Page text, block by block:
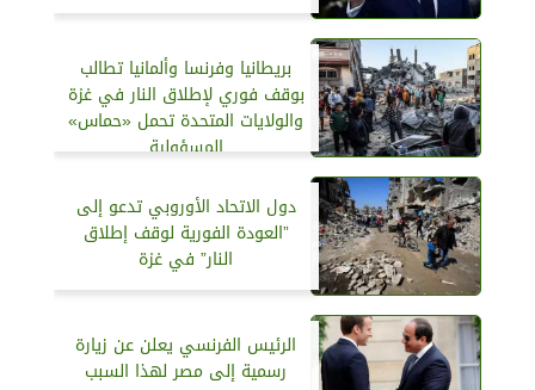
بريطانيا وفرنسا وألمانيا تطالب
بوقف فوري لإطلاق النار في غزة
والولايات المتحدة تحمل «حماس»
المسؤولية
دول الاتحاد الأوروبي تدعو إلى
”العودة الفورية لوقف إطلاق
النار” في غزة
الرئيس الفرنسي يعلن عن زيارة
رسمية إلى مصر لهذا السبب